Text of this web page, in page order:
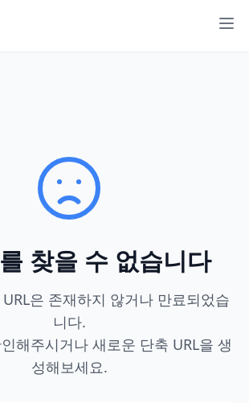
찾을 수 없습니다
은 존재하지 않거나 만료되었습
니다.
해주시거나 새로운 단축 URL을 생
성해보세요.